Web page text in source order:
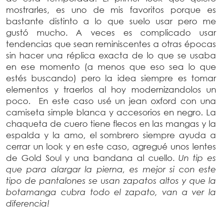
mostrarles, es uno de mis favoritos porque es
bastante distinto a lo que suelo usar pero me
gustó mucho. A veces es complicado usar
tendencias que sean reminiscentes a otras épocas
sin hacer una réplica exacta de lo que se usaba
en ese momento (a menos que eso sea lo que
estés buscando) pero la idea siempre es tomar
elementos y traerlos al hoy modernizandolos un
poco. En este caso usé un jean oxford con una
camiseta simple blanca y accesorios en negro. La
chaqueta de cuero tiene flecos en las mangas y la
espalda y la amo, el sombrero siempre ayuda a
cerrar un look y en este caso, agregué unos lentes
de Gold Soul y una bandana al cuello.Un tip es
que para alargar la pierna, es mejor si con este
tipo de pantalones se usan zapatos altos y que la
botamanga cubra todo el zapato, van a ver la
diferencia!